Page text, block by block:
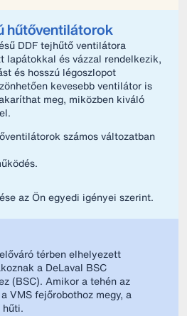
hűtőventilátorok
DDF tejhűtő ventilátora
és vázzal rendelkezik,
és hosszú légoszlopot
kevesebb ventilátor is
meg, miközben kiváló
számos változatban
az Ön egyedi igényei szerint.
térben elhelyezett
a DeLaval BSC
(BSC). Amikor a tehén az
VMS fejőrobothoz megy, a
hűti.